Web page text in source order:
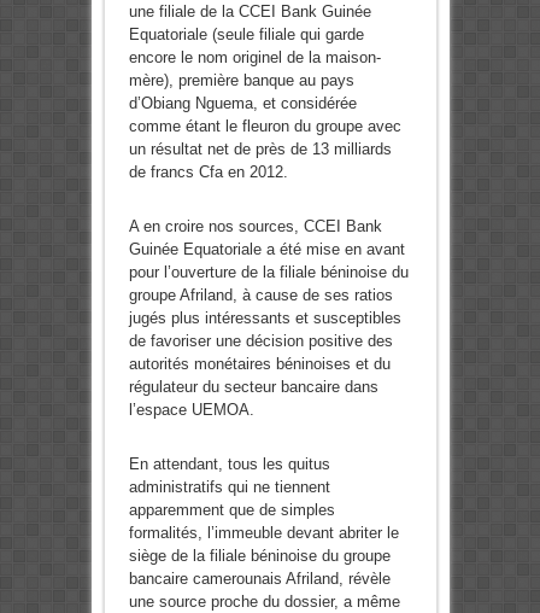
une filiale de la CCEI Bank Guinée
Equatoriale (seule filiale qui garde
encore le nom originel de la maison-
mère), première banque au pays
d’Obiang Nguema, et considérée
comme étant le fleuron du groupe avec
un résultat net de près de 13 milliards
de francs Cfa en 2012.
A en croire nos sources, CCEI Bank
Guinée Equatoriale a été mise en avant
pour l’ouverture de la filiale béninoise du
groupe Afriland, à cause de ses ratios
jugés plus intéressants et susceptibles
de favoriser une décision positive des
autorités monétaires béninoises et du
régulateur du secteur bancaire dans
l’espace UEMOA.
En attendant, tous les quitus
administratifs qui ne tiennent
apparemment que de simples
formalités, l’immeuble devant abriter le
siège de la filiale béninoise du groupe
bancaire camerounais Afriland, révèle
une source proche du dossier, a même